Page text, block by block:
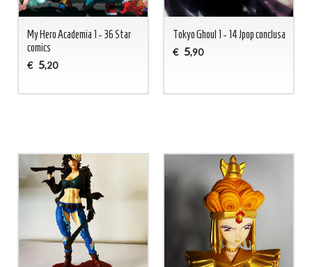
My Hero Academia 1 - 36 Star
comics
€ 5,20
Tokyo Ghoul 1 - 14 Jpop conclusa
€ 5,90